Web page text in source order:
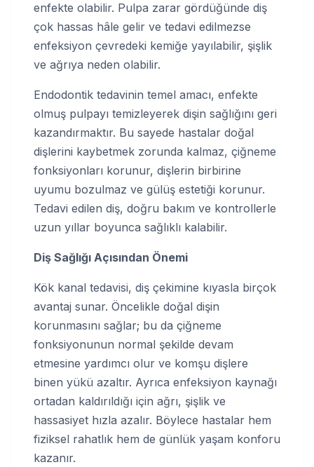
enfekte olabilir. Pulpa zarar gördüğünde diş
çok hassas hâle gelir ve tedavi edilmezse
enfeksiyon çevredeki kemiğe yayılabilir, şişlik
ve ağrıya neden olabilir.
Endodontik tedavinin temel amacı, enfekte
olmuş pulpayı temizleyerek dişin sağlığını geri
kazandırmaktır. Bu sayede hastalar doğal
dişlerini kaybetmek zorunda kalmaz, çiğneme
fonksiyonları korunur, dişlerin birbirine
uyumu bozulmaz ve gülüş estetiği korunur.
Tedavi edilen diş, doğru bakım ve kontrollerle
uzun yıllar boyunca sağlıklı kalabilir.
Diş Sağlığı Açısından Önemi
Kök kanal tedavisi, diş çekimine kıyasla birçok
avantaj sunar. Öncelikle doğal dişin
korunmasını sağlar; bu da çiğneme
fonksiyonunun normal şekilde devam
etmesine yardımcı olur ve komşu dişlere
binen yükü azaltır. Ayrıca enfeksiyon kaynağı
ortadan kaldırıldığı için ağrı, şişlik ve
hassasiyet hızla azalır. Böylece hastalar hem
fiziksel rahatlık hem de günlük yaşam konforu
kazanır.